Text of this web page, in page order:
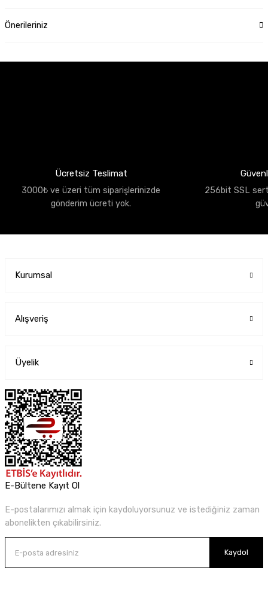
Önerileriniz
Ücretsiz Teslimat
3000₺ ve üzeri tüm siparişlerinizde
gönderim ücreti yok.
256bit SSL
Kurumsal
Alışveriş
Üyelik
E-Bültene Kayıt Ol
E-postalarımızı almak için kaydoluyorsunuz ve istediğiniz zaman
abonelikten çıkabilirsiniz.
Kaydol